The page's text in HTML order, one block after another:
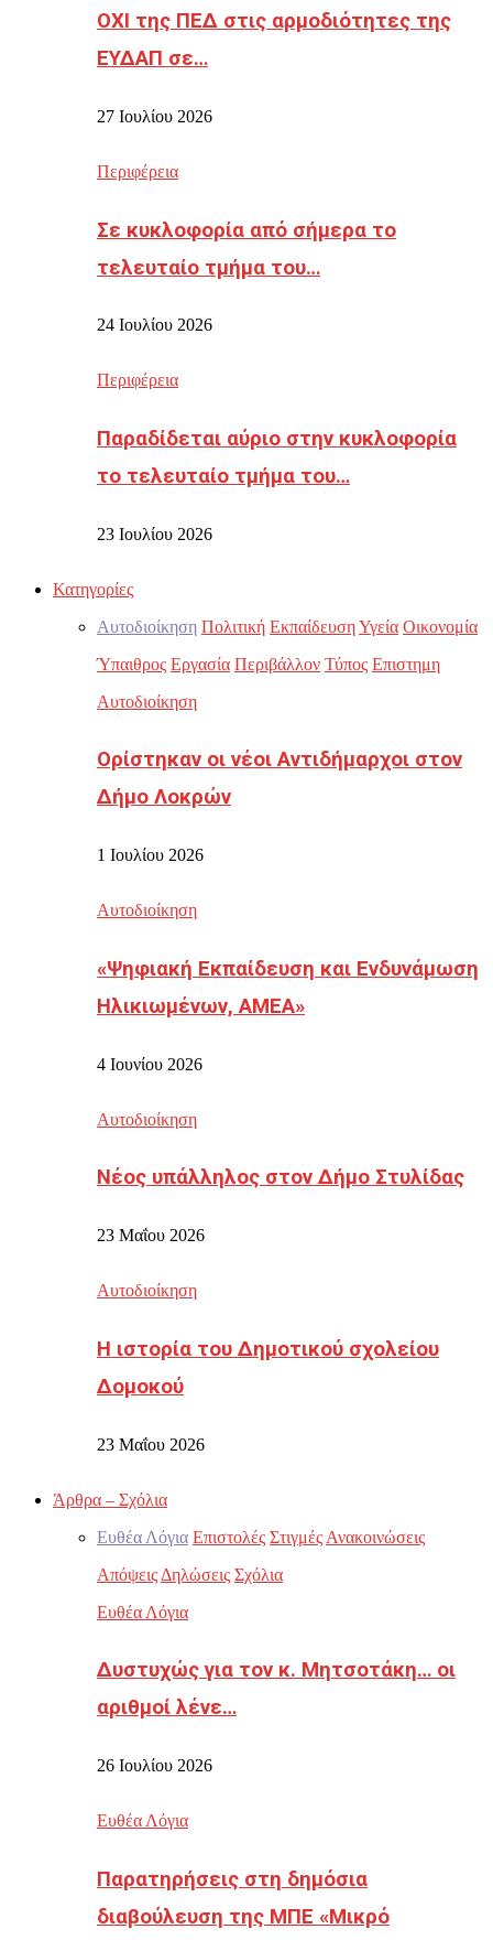
ΟΧΙ της ΠΕΔ στις αρμοδιότητες της
ΕΥΔΑΠ σε…
27 Ιουλίου 2026
Περιφέρεια
Σε κυκλοφορία από σήμερα το
τελευταίο τμήμα του…
24 Ιουλίου 2026
Περιφέρεια
Παραδίδεται αύριο στην κυκλοφορία
το τελευταίο τμήμα του…
23 Ιουλίου 2026
Κατηγορίες
Αυτοδιοίκηση Πολιτική ΕκπαίδευσηΥγεία Οικονομία
Ύπαιθρος Εργασία Περιβάλλον Τύπος Επιστημη
Αυτοδιοίκηση
Ορίστηκαν οι νέοι Αντιδήμαρχοι στον
Δήμο Λοκρών
1 Ιουλίου 2026
Αυτοδιοίκηση
«Ψηφιακή Εκπαίδευση και Ενδυνάμωση
Ηλικιωμένων, ΑΜΕΑ»
4 Ιουνίου 2026
Αυτοδιοίκηση
Νέος υπάλληλος στον Δήμο Στυλίδας
23 Μαΐου 2026
Αυτοδιοίκηση
Η ιστορία του Δημοτικού σχολείου
Δομοκού
23 Μαΐου 2026
Άρθρα – Σχόλια
Ευθέα Λόγια Επιστολές Στιγμές Ανακοινώσεις
Απόψεις Δηλώσεις Σχόλια
Ευθέα Λόγια
Δυστυχώς για τον κ. Μητσοτάκη… οι
αριθμοί λένε…
26 Ιουλίου 2026
Ευθέα Λόγια
Παρατηρήσεις στη δημόσια
διαβούλευση της ΜΠΕ «Μικρό